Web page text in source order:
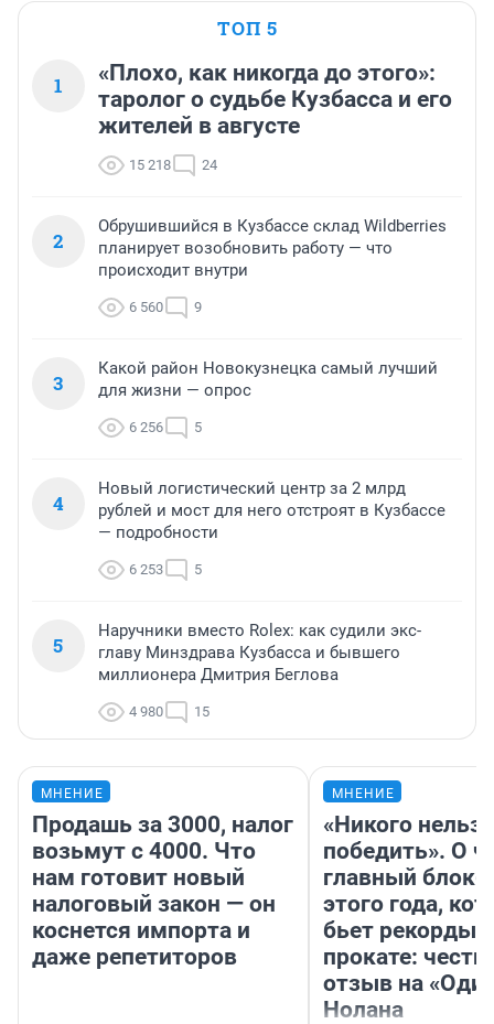
ТОП 5
1
«Плохо, как никогда до этого»:
таролог о судьбе Кузбасса и его
жителей в августе
15 218 24
2
Обрушившийся в Кузбассе склад Wildberries
планирует возобновить работу — что
происходит внутри
6 560 9
3
Какой район Новокузнецка самый лучший
для жизни — опрос
6 256 5
4
Новый логистический центр за 2 млрд
рублей и мост для него отстроят в Кузбассе
— подробности
6 253 5
5
Наручники вместо Rolex: как судили экс-
главу Минздрава Кузбасса и бывшего
миллионера Дмитрия Беглова
4 980 15
МНЕНИЕ
Продашь за 3000, налог
возьмут с 4000. Что
нам готовит новый
налоговый закон — он
коснется импорта и
даже репетиторов
МНЕНИЕ
«Никого нельзя
победить». О
главный
этого года,
бьет рекорды в
прокате:
отзыв на
Нолана